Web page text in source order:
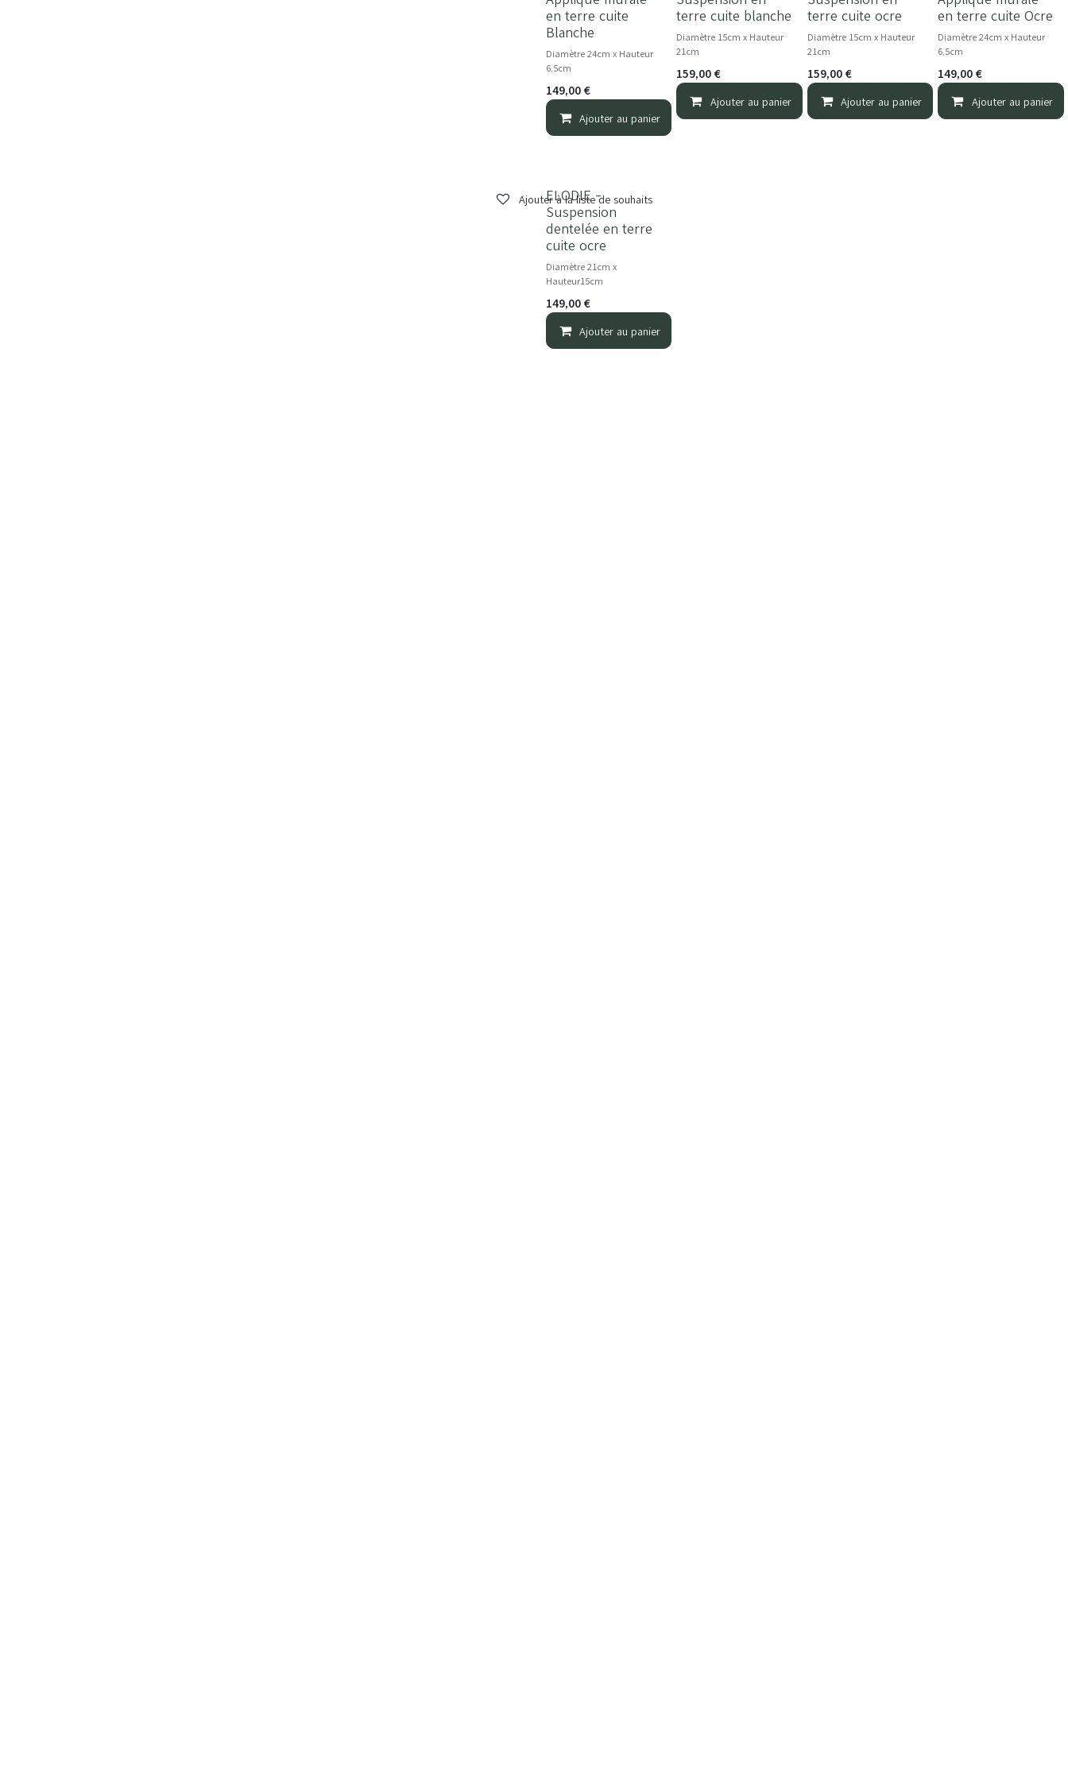
en terre cuite
Blanche
Diamètre 24cm x Hauteur
6,5cm
149,00 €
Ajouter au panier
terre cuite blanche
Diamètre 15cm x Hauteur
21cm
159,00 €
Ajouter au panier
terre cuite ocre
Diamètre 15cm x Hauteur
21cm
159,00€
Ajouter au panier
en terre cuite Ocre
Diamètre 24cm x Hauteur
6,5cm
149,00 €
Ajouter au panier
ELODIE -
Suspension
dentelée en terre
cuite ocre
Diamètre 21cm x
Hauteur15cm
149,00 €
Ajouter au panier
Ajouter à la liste de souhaits